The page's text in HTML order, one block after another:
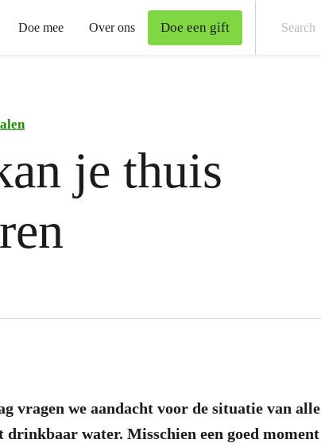
Doe mee Over ons Doe een gift
je thuis
vragen we aandacht voor de situatie van alle
drinkbaar water. Misschien een goed moment